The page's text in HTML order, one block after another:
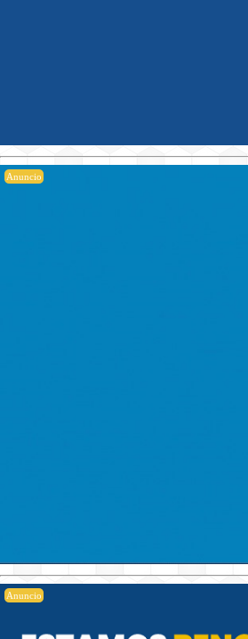
Anuncio
Anuncio